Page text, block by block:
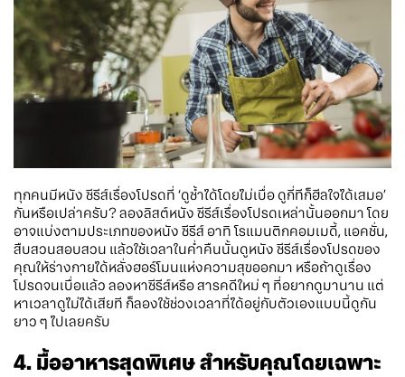
ทุกคนมีหนัง ซีรีส์เรื่องโปรดที่ ‘ดูซ้ำได้โดยไม่เบื่อ ดูกี่ทีก็ฮีลใจได้เสมอ’
กันหรือเปล่าครับ? ลองลิสต์หนัง ซีรีส์เรื่องโปรดเหล่านั้นออกมา โดย
อาจแบ่งตามประเภทของหนัง ซีรีส์ อาทิ โรแมนติกคอมเมดี้, แอคชั่น,
สืบสวนสอบสวน แล้วใช้เวลาในค่ำคืนนั้นดูหนัง ซีรีส์เรื่องโปรดของ
คุณให้ร่างกายได้หลั่งฮอร์โมนแห่งความสุขออกมา หรือถ้าดูเรื่อง
โปรดจนเบื่อแล้ว ลองหาซีรีส์หรือ สารคดีใหม่ ๆ ที่อยากดูมานาน แต่
หาเวลาดูไม่ได้เสียที ก็ลองใช้ช่วงเวลาที่ได้อยู่กับตัวเองแบบนี้ดูกัน
ยาว ๆ ไปเลยครับ
4. มื้ออาหารสุดพิเศษ สำหรับคุณโดยเฉพาะ